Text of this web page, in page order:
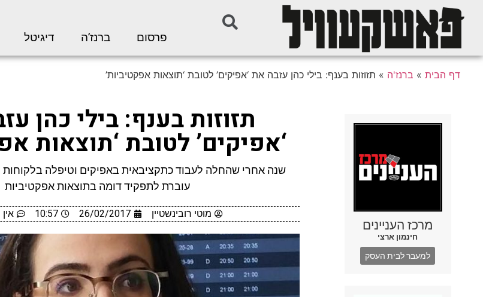
פרסום ברנז’ה דיגיטל
דף הבית » ברנז'ה » תזוזות בענף: בילי כהן עזבה את ‘אפיקים’ לטובת ‘תוצאות אפקטיביות’
מרכז העניינים
חינמון ארצי
למעבר לבית העסק
תזוזות בענף: בילי כהן
‘אפיקים’ לטובת ‘תוצאות
שנה אחרי שהחלה לעבוד כתקציבאית באפיקים וטיפלה בלקוחות
עוברת לתפקיד דומה בתוצאות אפקטיביות
מוטי רובינשטיין 26/02/2017
10:57